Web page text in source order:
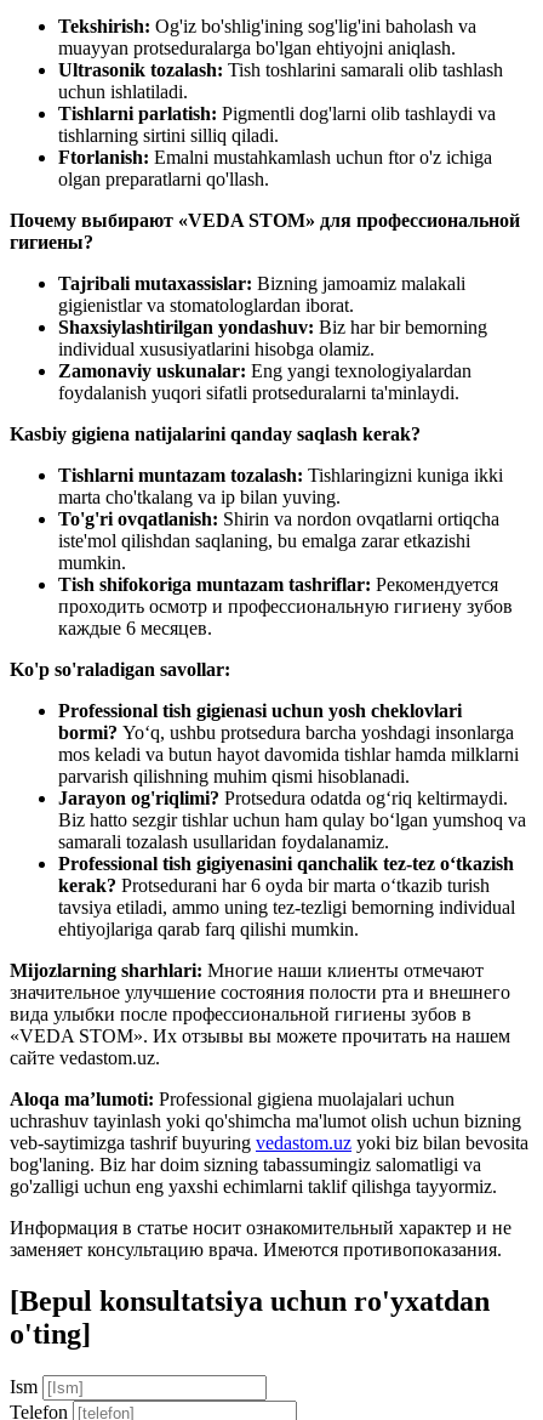
Tekshirish: Og'iz bo'shlig'ining sog'lig'ini baholash va
muayyan protseduralarga bo'lgan ehtiyojni aniqlash.
Ultrasonik tozalash: Tish toshlarini samarali olib tashlash
uchun ishlatiladi.
Tishlarni parlatish: Pigmentli dog'larni olib tashlaydi va
tishlarning sirtini silliq qiladi.
Ftorlanish: Emalni mustahkamlash uchun ftor o'z ichiga
olgan preparatlarni qo'llash.
Почему выбирают «VEDA STOM» для профессиональной
гигиены?
Tajribali mutaxassislar: Bizning jamoamiz malakali
gigienistlar va stomatologlardan iborat.
Shaxsiylashtirilgan yondashuv: Biz har bir bemorning
individual xususiyatlarini hisobga olamiz.
Zamonaviy uskunalar: Eng yangi texnologiyalardan
foydalanish yuqori sifatli protseduralarni ta'minlaydi.
Kasbiy gigiena natijalarini qanday saqlash kerak?
Tishlarni muntazam tozalash: Tishlaringizni kuniga ikki
marta cho'tkalang va ip bilan yuving.
To'g'ri ovqatlanish: Shirin va nordon ovqatlarni ortiqcha
iste'mol qilishdan saqlaning, bu emalga zarar etkazishi
mumkin.
Tish shifokoriga muntazam tashriflar: Рекомендуется
проходить осмотр и профессиональную гигиену зубов
каждые 6 месяцев.
Ko'p so'raladigan savollar:
Professional tish gigienasi uchun yosh cheklovlari
bormi? Yo‘q, ushbu protsedura barcha yoshdagi insonlarga
mos keladi va butun hayot davomida tishlar hamda milklarni
parvarish qilishning muhim qismi hisoblanadi.
Jarayon og'riqlimi? Protsedura odatda og‘riq keltirmaydi.
Biz hatto sezgir tishlar uchun ham qulay bo‘lgan yumshoq va
samarali tozalash usullaridan foydalanamiz.
Professional tish gigiyenasini qanchalik tez-tez o‘tkazish
kerak? Protsedurani har 6 oyda bir marta o‘tkazib turish
tavsiya etiladi, ammo uning tez-tezligi bemorning individual
ehtiyojlariga qarab farq qilishi mumkin.
Mijozlarning sharhlari: Многие наши клиенты отмечают
значительное улучшение состояния полости рта и внешнего
вида улыбки после профессиональной гигиены зубов в
«VEDA STOM». Их отзывы вы можете прочитать на нашем
сайте vedastom.uz.
Aloqa ma’lumoti: Professional gigiena muolajalari uchun
uchrashuv tayinlash yoki qo'shimcha ma'lumot olish uchun bizning
veb-saytimizga tashrif buyuring vedastom.uz yoki biz bilan bevosita
bog'laning. Biz har doim sizning tabassumingiz salomatligi va
go'zalligi uchun eng yaxshi echimlarni taklif qilishga tayyormiz.
Информация в статье носит ознакомительный характер и не
заменяет консультацию врача. Имеются противопоказания.
[Bepul konsultatsiya uchun ro'yxatdan
o'ting]
Ism
Telefon